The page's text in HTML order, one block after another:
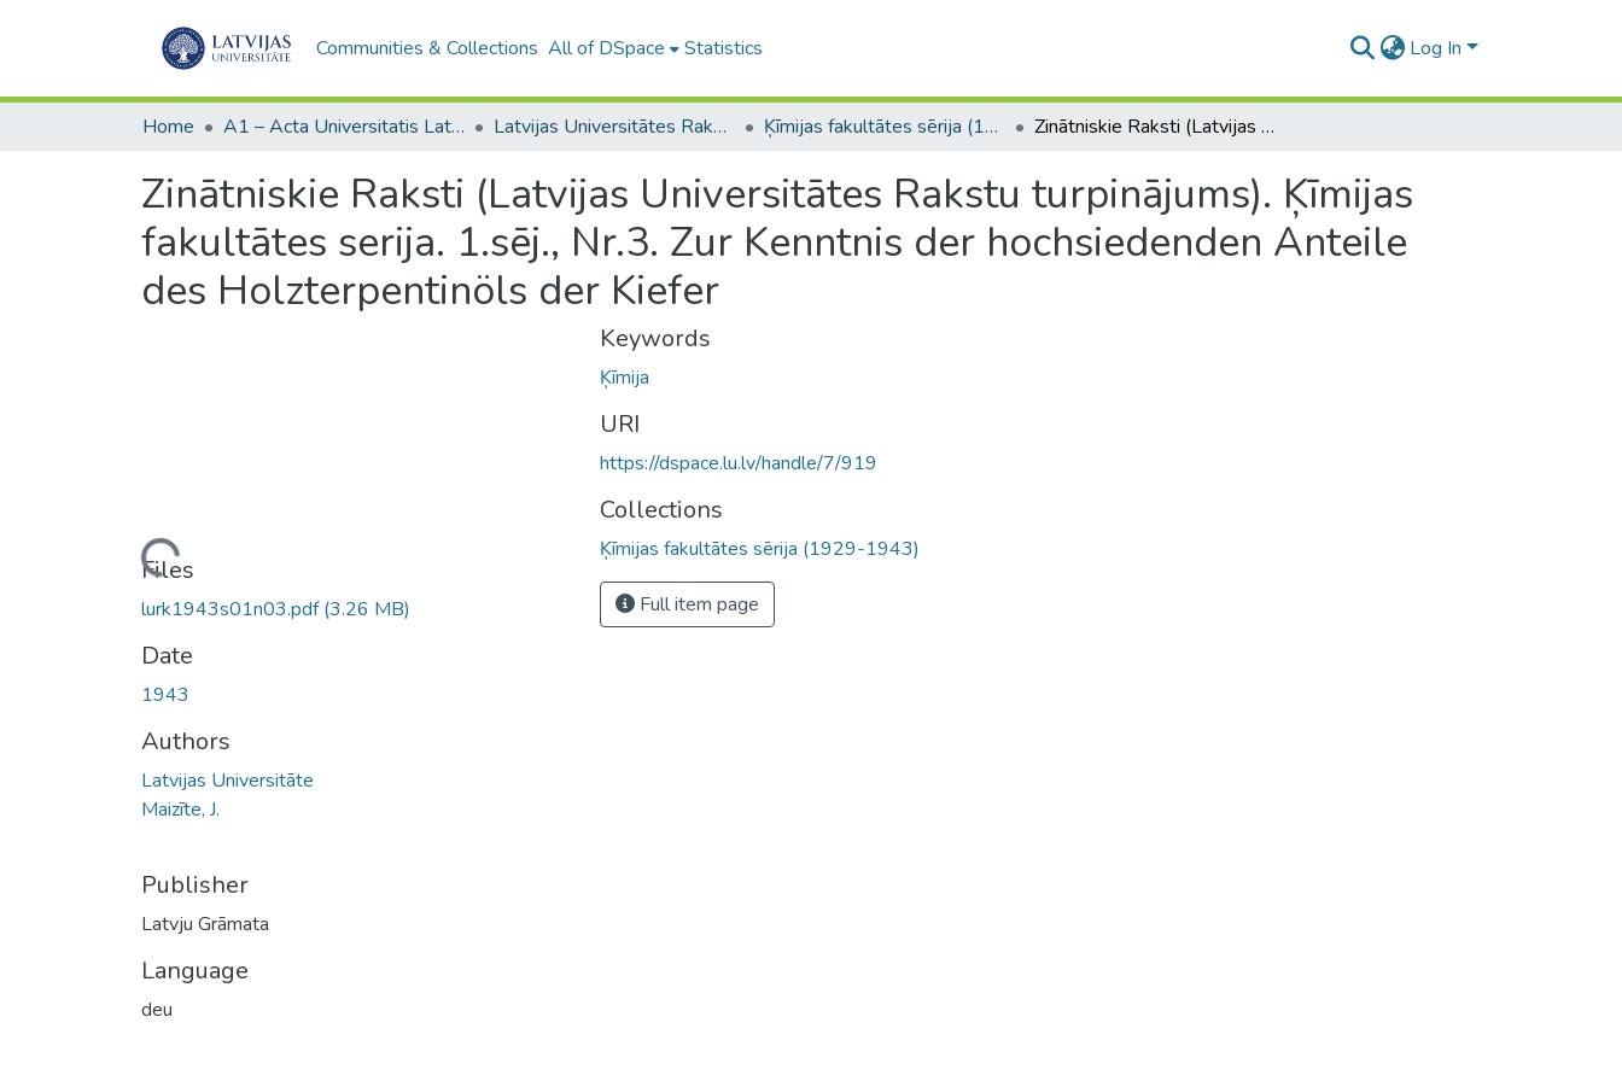
Communities & Collections All of DSpace Statistics Log In
Home A1 – Acta Universitatis Latviensis / Universitātes raksti / Scientific papers Latvijas Universitātes Raksti (1923–1943) Ķīmijas fakultātes sērija (1929-1943) Zinātniskie Raksti (Latvijas Universitātes Rakstu turpinājums). Ķīmijas fakultātes serija. 1.sēj., Nr.3. Zur Kenntnis der hochsiedenden Anteile des Holzterpentinöls der Kiefer
Zinātniskie Raksti (Latvijas Universitātes Rakstu turpinājums). Ķīmijas
fakultātes serija. 1.sēj., Nr.3. Zur Kenntnis der hochsiedenden Anteile
des Holzterpentinöls der Kiefer
Loading...
Files
lurk1943s01n03.pdf(3.26 MB)
Date
1943
Authors
Latvijas Universitāte
Maizīte, J.
Publisher
Latvju Grāmata
Language
deu
Keywords
Ķīmija
URI
https://dspace.lu.lv/handle/7/919
Collections
Ķīmijas fakultātes sērija (1929-1943)
Full item page